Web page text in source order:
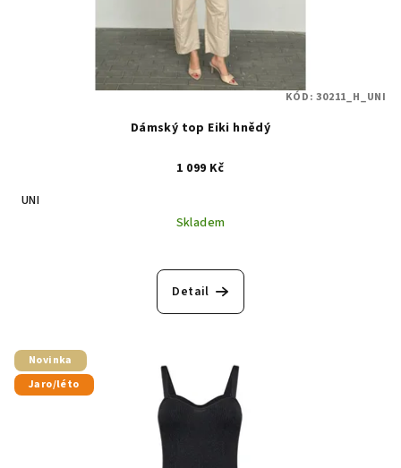
Dámský top Eiki hnědý
1 099 Kč
UNI
Skladem
Detail
KÓD:30211_H_UNI
Novinka
Jaro/léto